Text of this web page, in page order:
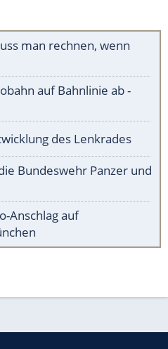
man rechnen, wenn
auf Bahnlinie ab -
des Lenkrades
Bundeswehr Panzer und
Anschlag auf